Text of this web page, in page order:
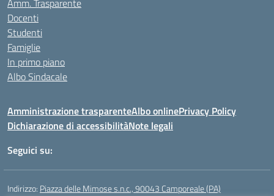
Amm. Trasparente
Docenti
Studenti
Famiglie
In primo piano
Albo Sindacale
Amministrazione trasparenteAlbo onlinePrivacy Policy
Dichiarazione di accessibilitàNote legali
Seguici su:
Indirizzo: Piazza delle Mimose s.n.c., 90043 Camporeale (PA)